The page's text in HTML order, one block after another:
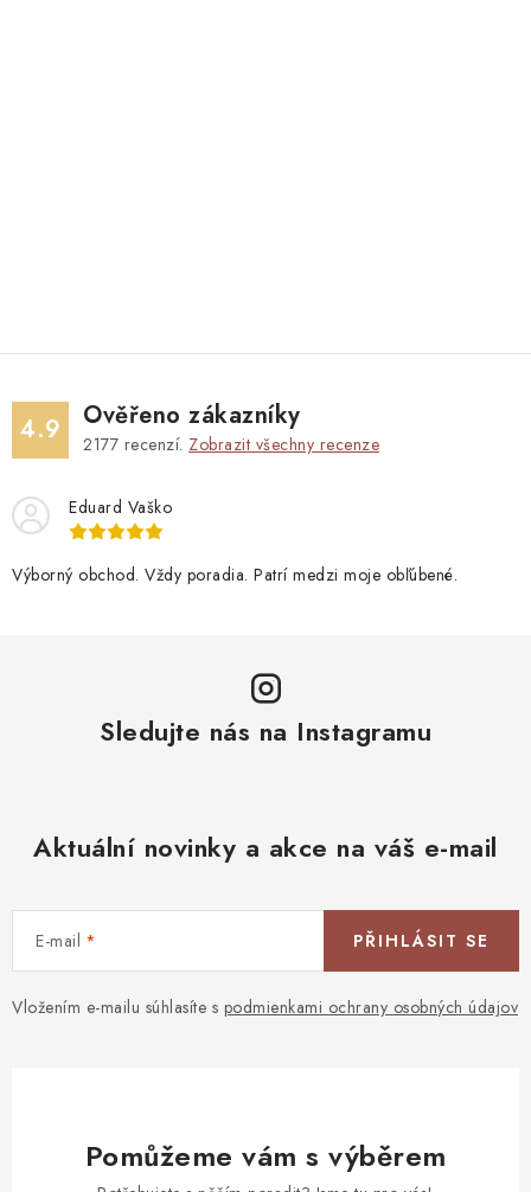
4.9 Ověřeno zákazníky
2177 recenzí. Zobrazit všechny recenze
Eduard Vaško
Výborný obchod. Vždy poradia. Patrí medzi moje obľúbené.
Sledujte nás na Instagramu
Aktuální novinky a akce na váš e-mail
E-mail
Vložením e-mailu súhlasíte s podmienkami ochrany osobných údajov
PŘIHLÁSIT SE
Pomůžeme vám s výběrem